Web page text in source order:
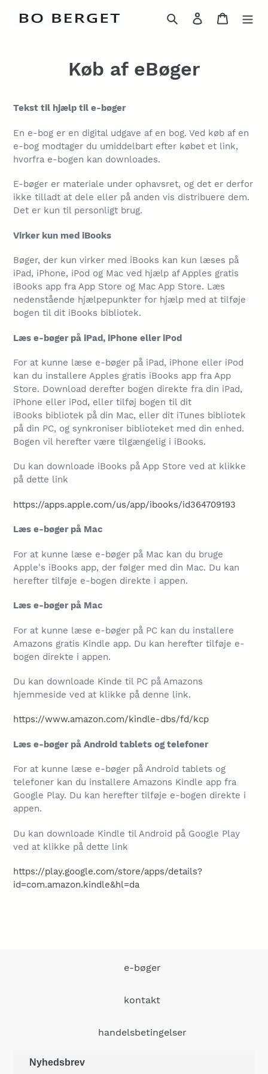
Søg Log ind
Køb af eBøger
Tekst til hjælp til e-bøger
En e-bog er en digital udgave af en bog. Ved køb af en
e-bog modtager du umiddelbart efter købet et link,
hvorfra e-bogen kan downloades.
E-bøger er materiale under ophavsret, og det er derfor
ikke tilladt at dele eller på anden vis distribuere dem.
Det er kun til personligt brug.
Virker kun med iBooks
Bøger, der kun virker med iBooks kan kun læses på
iPad, iPhone, iPod og Mac ved hjælp af Apples gratis
iBooks app fra App Store og Mac App Store. Læs
nedenstående hjælpepunkter for hjælp med at tilføje
bogen til dit iBooks bibliotek.
Læs e-bøger på iPad, iPhone eller iPod
For at kunne læse e-bøger på iPad, iPhone eller iPod
kan du installere Apples gratis iBooks app fra App
Store. Download derefter bogen direkte fra din iPad,
iPhone eller iPod, eller tilføj bogen til dit
iBooks bibliotek på din Mac, eller dit iTunes bibliotek
på din PC, og synkroniser biblioteket med din enhed.
Bogen vil herefter være tilgængelig i iBooks.
Du kan downloade iBooks på App Store ved at klikke
på dette link
https://apps.apple.com/us/app/ibooks/id364709193
Læs e-bøger på Mac
For at kunne læse e-bøger på Mac kan du bruge
Apple's iBooks app, der følger med din Mac. Du kan
herefter tilføje e-bogen direkte i appen.
Læs e-bøger på Mac
For at kunne læse e-bøger på PC kan du installere
Amazons gratis Kindle app. Du kan herefter tilføje e-
bogen direkte i appen.
Du kan downloade Kinde til PC på Amazons
hjemmeside ved at klikke på denne link.
https://www.amazon.com/kindle-dbs/fd/kcp
Læs e-bøger på Android tablets og telefoner
For at kunne læse e-bøger på Android tablets og
telefoner kan du installere Amazons Kindle app fra
Google Play. Du kan herefter tilføje e-bogen direkte i
appen.
Du kan downloade Kindle til Android på Google Play
ved at klikke på dette link
https://play.google.com/store/apps/details?
id=com.amazon.kindle&hl=da
e-bøger
kontakt
handelsbetingelser
Nyhedsbrev